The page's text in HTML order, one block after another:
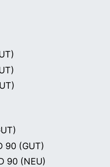
90 (GUT)
90 (NEU)